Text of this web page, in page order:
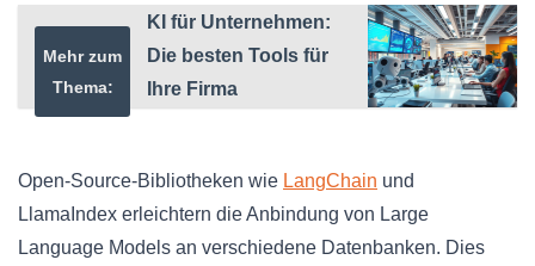
Mehr zum
Thema:
KI für Unternehmen:
Die besten Tools für
Ihre Firma
Open-Source-Bibliotheken wie LangChain und
LlamaIndex erleichtern die Anbindung von Large
Language Models an verschiedene Datenbanken. Dies